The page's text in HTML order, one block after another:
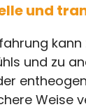
und
und zu
Weise